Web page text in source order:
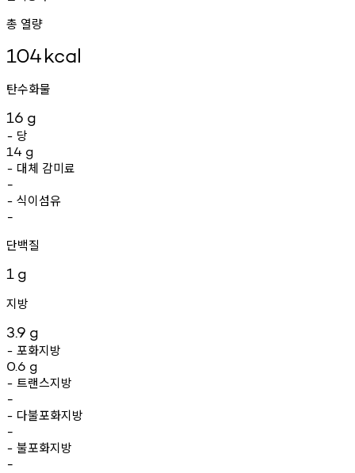
총 열량
104kcal
탄수화물
16 g
- 당
14 g
- 대체 감미료
-
- 식이섬유
-
단백질
1 g
지방
3.9 g
- 포화지방
0.6 g
- 트랜스지방
-
- 다불포화지방
-
- 불포화지방
-